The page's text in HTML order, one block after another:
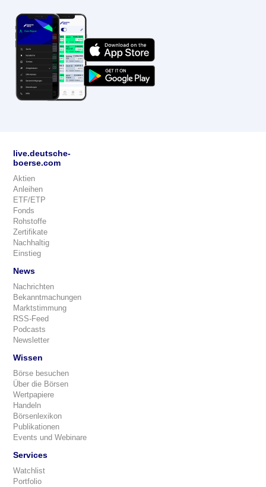
live.deutsche-
boerse.com
Aktien
Anleihen
ETF/ETP
Fonds
Rohstoffe
Zertifikate
Nachhaltig
Einstieg
News
Nachrichten
Bekanntmachungen
Marktstimmung
RSS-Feed
Podcasts
Newsletter
Wissen
Börse besuchen
Über die Börsen
Wertpapiere
Handeln
Börsenlexikon
Publikationen
Events und Webinare
Services
Watchlist
Portfolio